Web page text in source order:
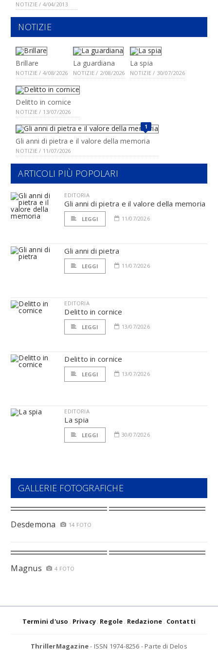
NOTIZIE / 4/04/2013
NOTIZIE
Brillare
NOTIZIE / 4/08/2026
La guardiana
NOTIZIE / 2/08/2026
La spia
NOTIZIE / 30/07/2026
Delitto in cornice
NOTIZIE / 13/07/2026
1
Gli anni di pietra e il valore della memoria
NOTIZIE / 11/07/2026
ARTICOLI PIÙ POPOLARI
EDITORIA
Gli anni di pietra e il valore della memoria
LEGGI 11/07/2026
Gli anni di pietra
LEGGI 11/07/2026
EDITORIA
Delitto in cornice
LEGGI 13/07/2026
Delitto in cornice
LEGGI 13/07/2026
EDITORIA
La spia
LEGGI 30/07/2026
GALLERIE FOTOGRAFICHE
Desdemona 14 FOTO
Magnus 4 FOTO
Termini d'uso Privacy Regole Redazione Contatti
ThrillerMagazine- ISSN 1974-8256 - Parte di Delos